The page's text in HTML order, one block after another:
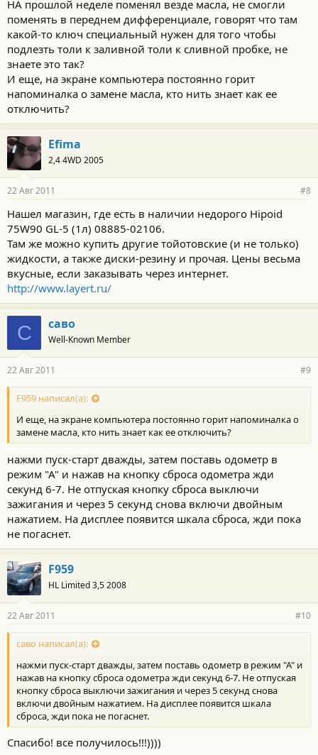
НА прошлой неделе поменял везде масла, не смогли
поменять в переднем дифференциале, говорят что там
какой-то ключ специальный нужен для того чтобы
подлезть толи к заливной толи к сливной пробке, не
знаете это так?
И еще, на экране компьютера постоянно горит
напоминалка о замене масла, кто нить знает как ее
отключить?
Efima
2,4 4WD 2005
22 Авг 2011 #8
Нашел магазин, где есть в наличии недорого Hipoid
75W90 GL-5 (1л) 08885-02106.
Там же можно купить другие тойотовские (и не только)
жидкости, а также диски-резину и прочая. Цены весьма
вкусные, если заказывать через интернет.
http://www.layert.ru/
С саво
Well-Known Member
22 Авг 2011 #9
F959 написал(а):
И еще, на экране компьютера постоянно горит напоминалка о
замене масла, кто нить знает как ее отключить?
нажми пуск-старт дважды, затем поставь одометр в
режим "А" и нажав на кнопку сброса одометра жди
секунд 6-7. Не отпуская кнопку сброса выключи
зажигания и через 5 секунд снова включи двойным
нажатием. На дисплее появится шкала сброса, жди пока
не погаснет.
F959
HL Limited 3,5 2008
22 Авг 2011 #10
саво написал(а):
нажми пуск-старт дважды, затем поставь одометр в режим "А" и
нажав на кнопку сброса одометра жди секунд 6-7. Не отпуская
кнопку сброса выключи зажигания и через 5 секунд снова
включи двойным нажатием. На дисплее появится шкала
сброса, жди пока не погаснет.
Спасибо! все получилось!!!))))